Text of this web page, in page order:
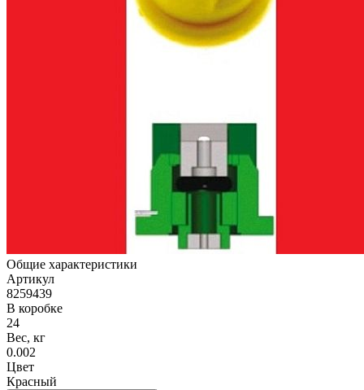
Общие характеристики
Артикул
8259439
В коробке
24
Вес, кг
0.002
Цвет
Красный